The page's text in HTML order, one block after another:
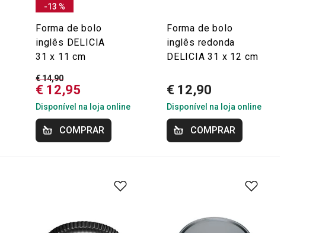
-13 %
Forma de bolo
inglês DELICIA
31 x 11 cm
€ 14,90
€ 12,95
Disponível na loja online
COMPRAR
Forma de bolo
inglês redonda
DELICIA 31 x 12 cm
€ 12,90
Disponível na loja online
COMPRAR